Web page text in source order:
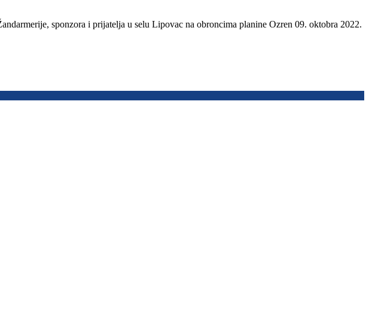
sponzora i prijatelja u selu Lipovac na obroncima planine Ozren 09. oktobra 2022.